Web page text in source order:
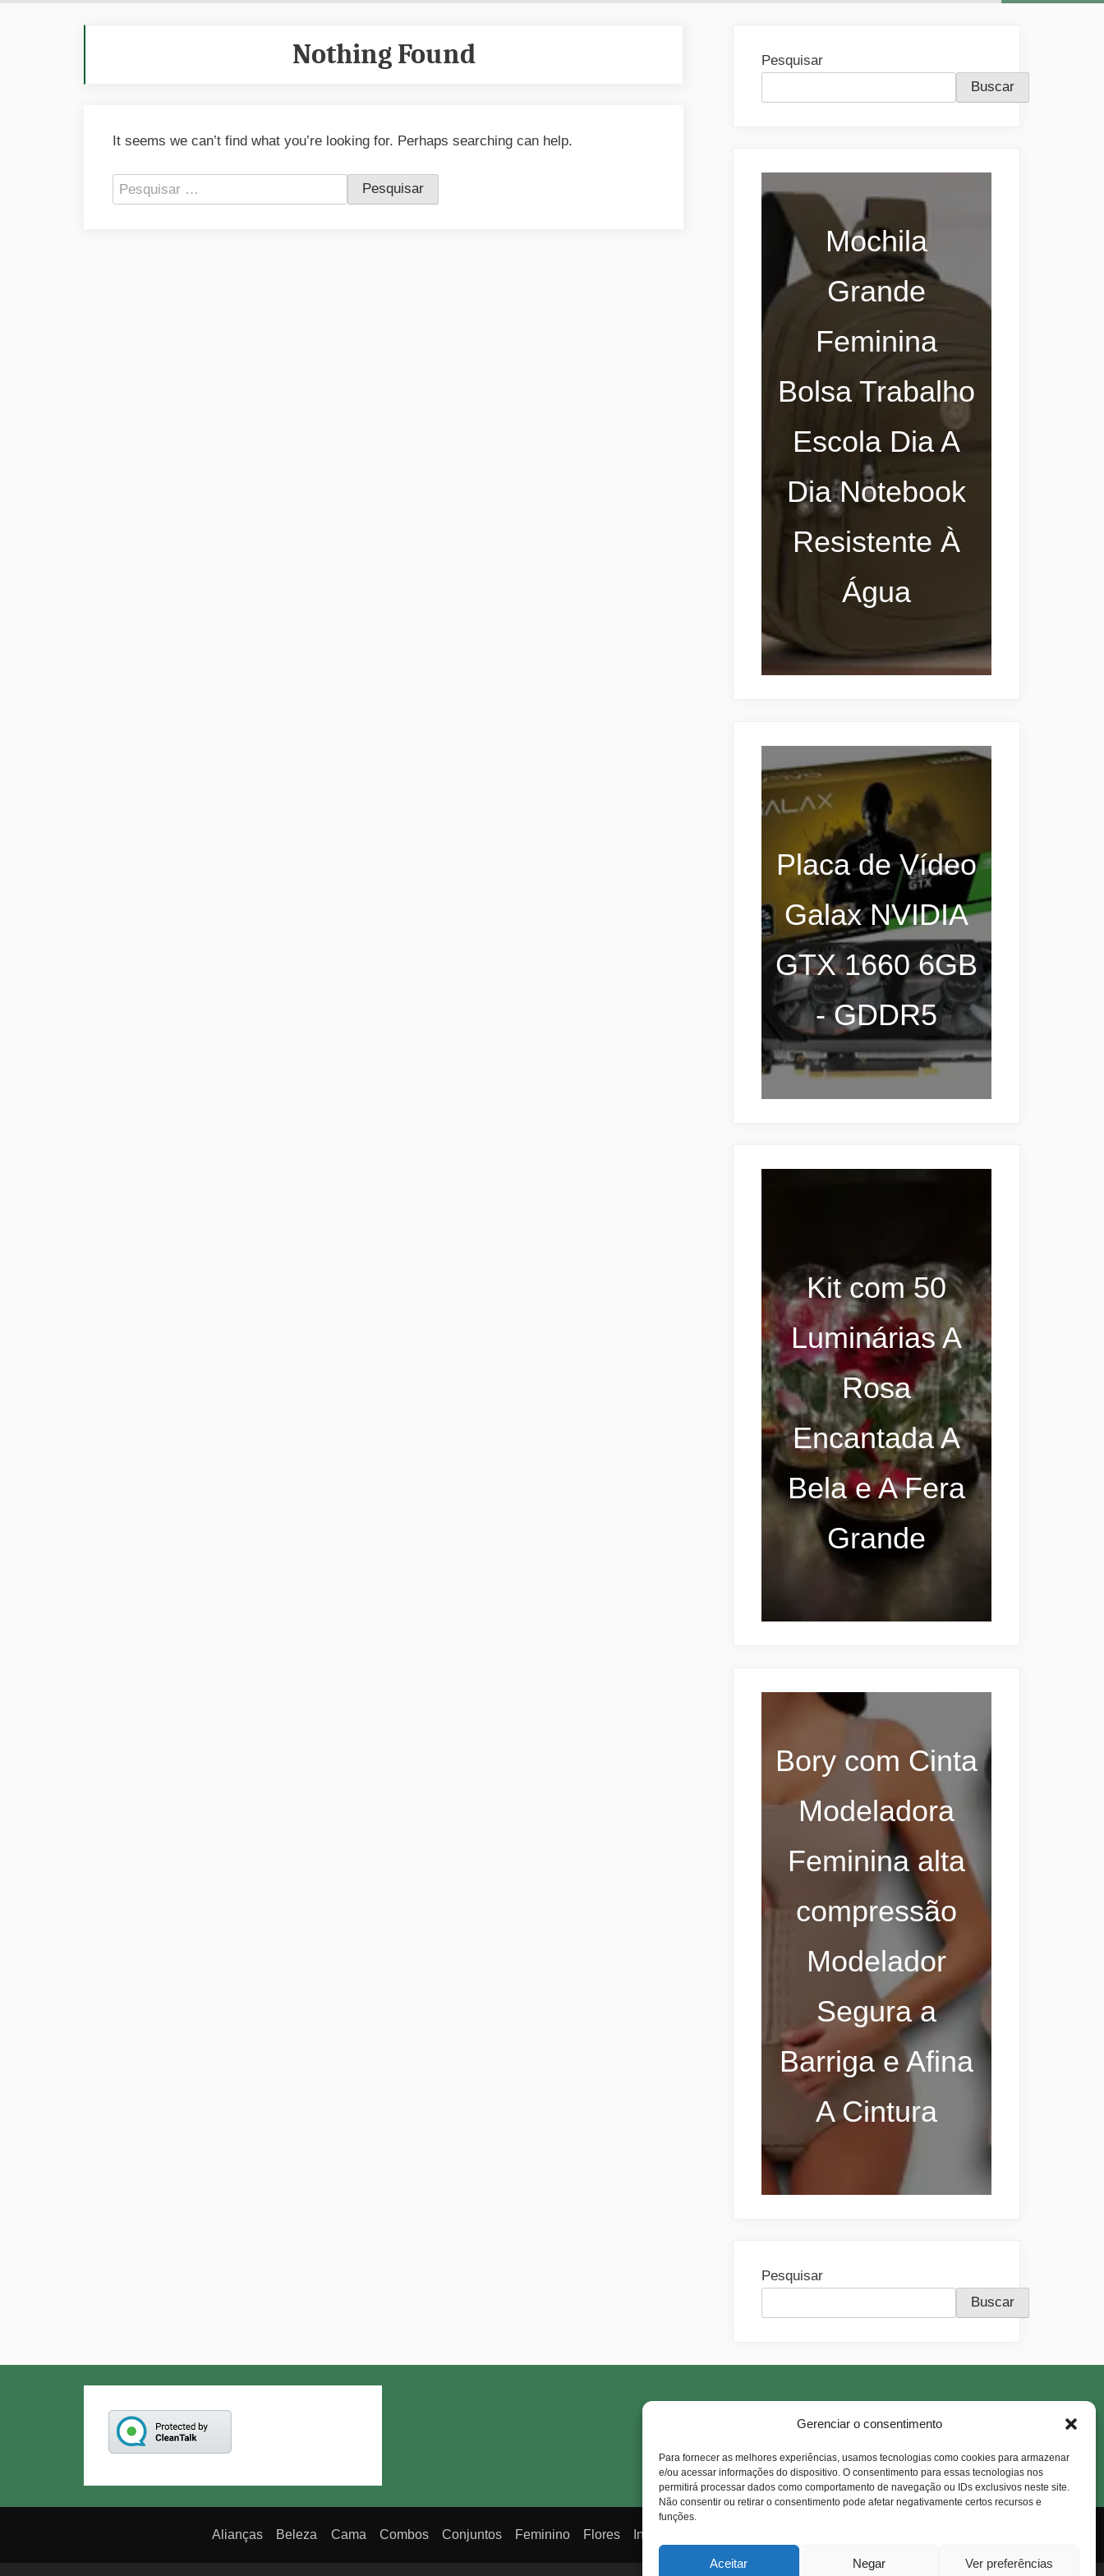
Gerenciar o consentimento
Para fornecer as melhores experiências, usamos tecnologias como cookies para armazenar
e/ou acessar informações do dispositivo. O consentimento para essas tecnologias nos
permitirá processar dados como comportamento de navegação ou IDs exclusivos neste site.
Não consentir ou retirar o consentimento pode afetar negativamente certos recursos e
funções.
Aceitar Negar Ver preferências
Nothing Found
It seems we can’t find what you’re looking for. Perhaps searching can help.
Pesquisar
por:
Pesquisar
Buscar
Mochila
Grande
Feminina
Bolsa Trabalho
Escola Dia A
Dia Notebook
Resistente À
Água
Placa de Vídeo
Galax NVIDIA
GTX 1660 6GB
- GDDR5
Kit com 50
Luminárias A
Rosa
Encantada A
Bela e A Fera
Grande
Bory com Cinta
Modeladora
Feminina alta
compressão
Modelador
Segura a
Barriga e Afina
A Cintura
Pesquisar
Buscar
Alianças Beleza Cama Combos Conjuntos Feminino Flores Infantil